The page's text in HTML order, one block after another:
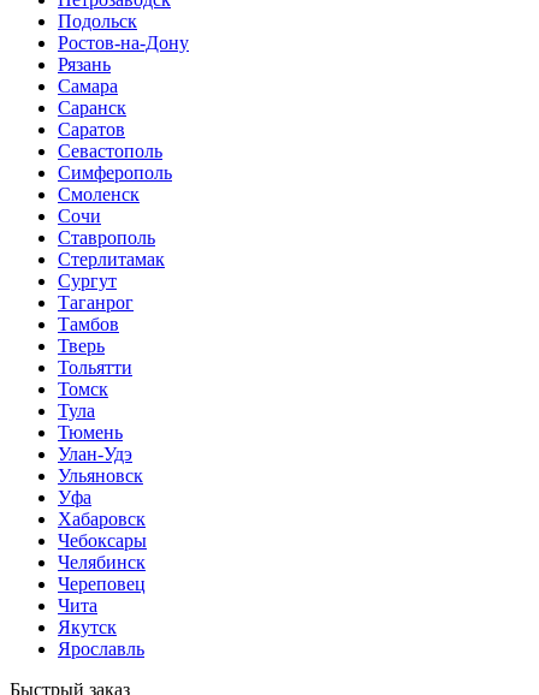
Подольск
Ростов-на-Дону
Рязань
Самара
Саранск
Саратов
Севастополь
Симферополь
Смоленск
Сочи
Ставрополь
Стерлитамак
Сургут
Таганрог
Тамбов
Тверь
Тольятти
Томск
Тула
Тюмень
Улан-Удэ
Ульяновск
Уфа
Хабаровск
Чебоксары
Челябинск
Череповец
Чита
Якутск
Ярославль
Быстрый заказ